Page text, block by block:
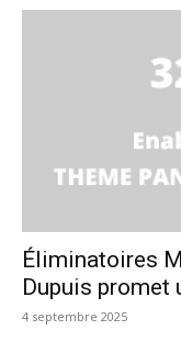
Éliminatoires
Dupuis promet
4 septembre 2025